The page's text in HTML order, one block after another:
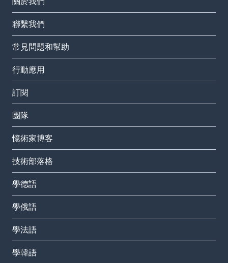
聯繫我們
常見問題和幫助
行動應用
訂閱
團隊
憶術家博客
技術部落格
學德語
學俄語
學法語
學韓語